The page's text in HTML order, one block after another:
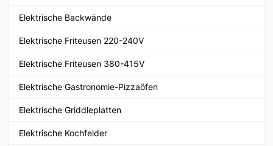
Elektrische Backwände
Elektrische Friteusen 220-240V
Elektrische Friteusen 380-415V
Elektrische Gastronomie-Pizzaöfen
Elektrische Griddleplatten
Elektrische Kochfelder